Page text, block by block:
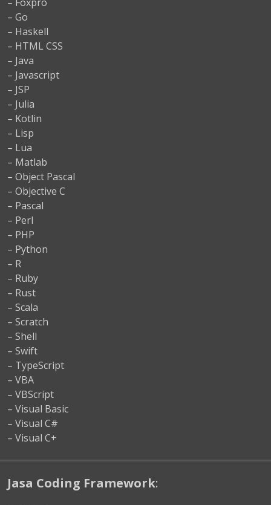
– Foxpro
– Go
– Haskell
– HTML CSS
– Java
– Javascript
– JSP
– Julia
– Kotlin
– Lisp
– Lua
– Matlab
– Object Pascal
– Objective C
– Pascal
– Perl
– PHP
– Python
– R
– Ruby
– Rust
– Scala
– Scratch
– Shell
– Swift
– TypeScript
– VBA
– VBScript
– Visual Basic
– Visual C#
– Visual C+
Jasa Coding Framework: